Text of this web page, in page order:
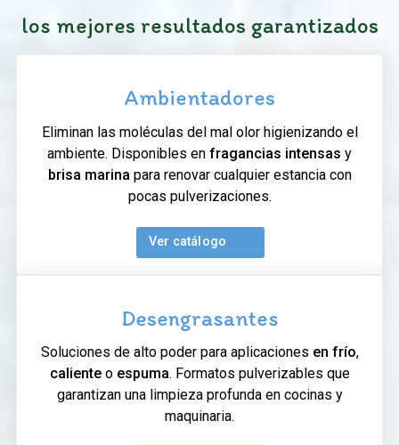
los mejores resultados garantizados
Ambientadores
Eliminan las moléculas del mal olor higienizando el
ambiente. Disponibles en fragancias intensas y
brisa marina para renovar cualquier estancia con
pocas pulverizaciones.
Ver catálogo
Desengrasantes
Soluciones de alto poder para aplicaciones en frío,
calienteo espuma. Formatos pulverizables que
garantizan una limpieza profunda en cocinas y
maquinaria.